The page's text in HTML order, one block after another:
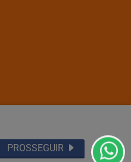
Termos de Uso e Privacidade
PROSSEGUIR